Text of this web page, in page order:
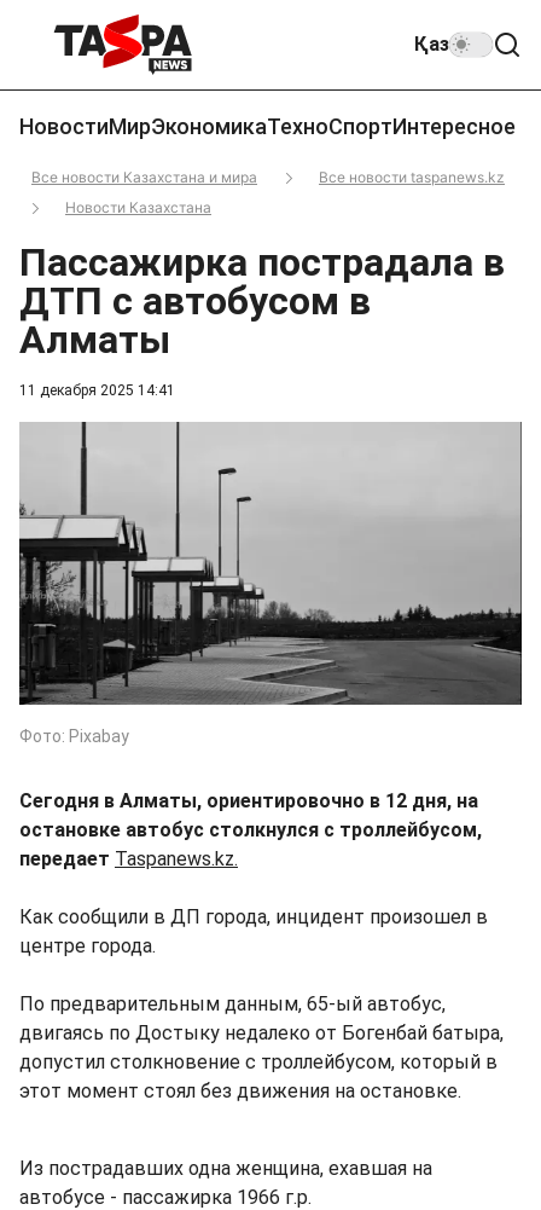
Қаз
НовостиМирЭкономикаТехноСпортИнтересное
Все новости Казахстана и мира
Все новости taspanews.kz
Новости Казахстана
11 декабря 2025 14:41
Пассажирка пострадала в
ДТП с автобусом в
Алматы
Фото: Pixabay
Сегодня в Алматы, ориентировочно в 12 дня, на
остановке автобус столкнулся с троллейбусом,
передает Taspanews.kz.
Как сообщили в ДП города, инцидент произошел в
центре города.
По предварительным данным, 65-ый автобус,
двигаясь по Достыку недалеко от Богенбай батыра,
допустил столкновение с троллейбусом, который в
этот момент стоял без движения на остановке.
Из пострадавших одна женщина, ехавшая на
автобусе - пассажирка 1966 г.р.